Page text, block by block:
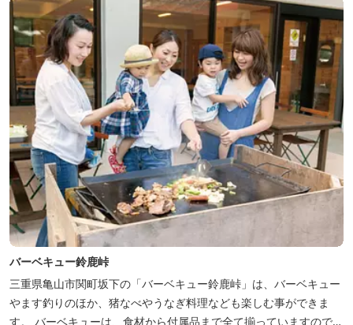
バーベキュー鈴鹿峠
三重県亀山市関町坂下の「バーベキュー鈴鹿峠」は、バーベキュー
やます釣りのほか、猪なべやうなぎ料理なども楽しむ事ができま
す。 バーベキューは、食材から付属品まで全て揃っていますので手